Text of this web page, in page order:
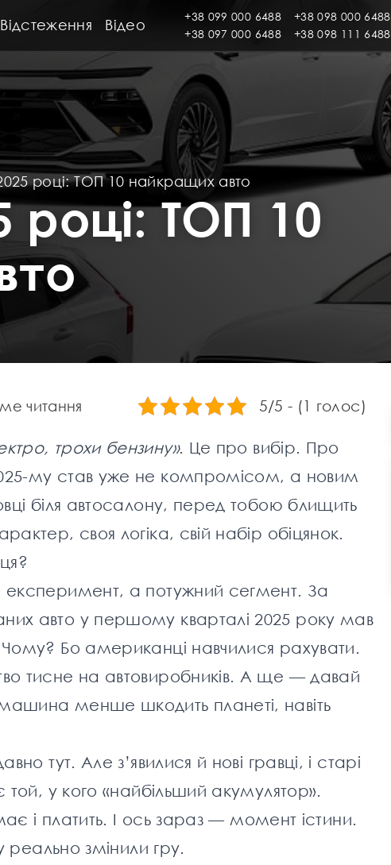
Відстеження Відео +38 099 000 6488
+38 098 000 6488
+38 097 000 6488
+38 098 111 6488
році: ТОП 10 найкращих авто
році: ТОП 10
читання 5/5 - (1 голос)
трохи бензину». Це про вибір. Про
му став уже не компромісом, а новим
біля автосалону, перед тобою блищить
своя логіка, свій набір обіцянок.
а потужний сегмент. За
авто у першому кварталі 2025 року мав
Бо американці навчилися рахувати.
тисне на автовиробників. А ще — давай
менше шкодить планеті, навіть
тут. Але з’явилися й нові гравці, і старі
у кого «найбільший акумулятор».
і платить. І ось зараз — момент істини.
реально змінили гру.